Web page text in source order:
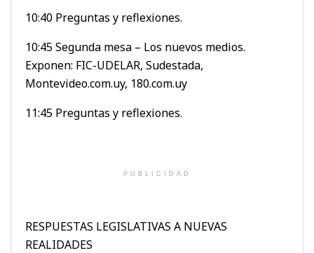
10:40 Preguntas y reflexiones.
10:45 Segunda mesa – Los nuevos medios.
Exponen: FIC-UDELAR, Sudestada,
Montevideo.com.uy, 180.com.uy
11:45 Preguntas y reflexiones.
PUBLICIDAD
RESPUESTAS LEGISLATIVAS A NUEVAS
REALIDADES